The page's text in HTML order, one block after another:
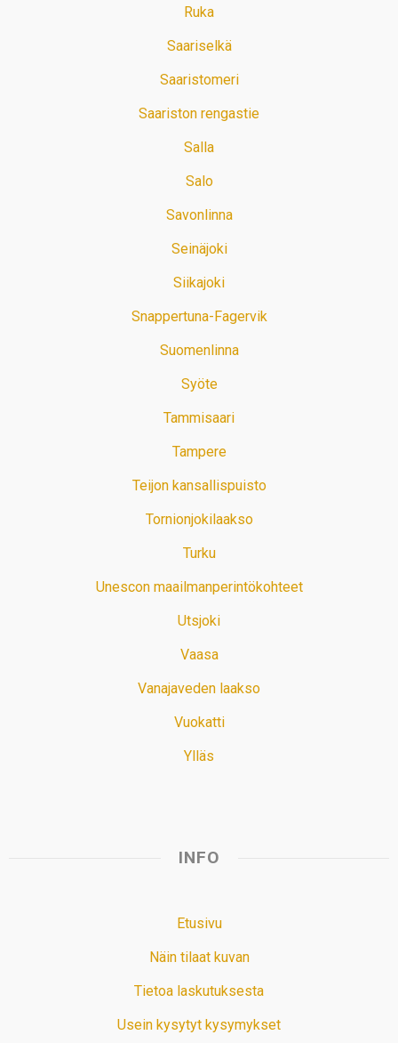
Ruka
Saariselkä
Saaristomeri
Saariston rengastie
Salla
Salo
Savonlinna
Seinäjoki
Siikajoki
Snappertuna-Fagervik
Suomenlinna
Syöte
Tammisaari
Tampere
Teijon kansallispuisto
Tornionjokilaakso
Turku
Unescon maailmanperintökohteet
Utsjoki
Vaasa
Vanajaveden laakso
Vuokatti
Ylläs
INFO
Etusivu
Näin tilaat kuvan
Tietoa laskutuksesta
Usein kysytyt kysymykset